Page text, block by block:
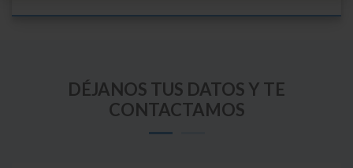
DÉJANOS TUS DATOS Y TE
CONTACTAMOS